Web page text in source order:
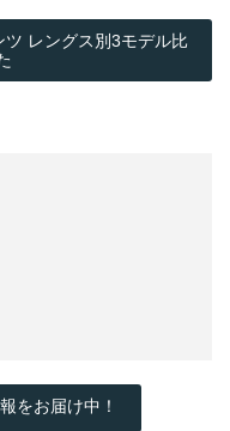
ツ レングス別3モデル比
をお届け中！